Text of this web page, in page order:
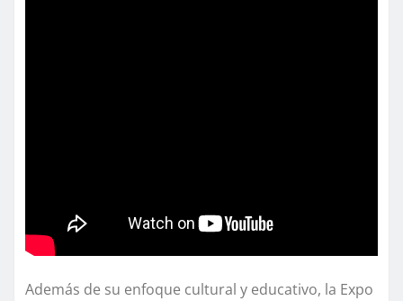
Además de su enfoque cultural y educativo, la Expo